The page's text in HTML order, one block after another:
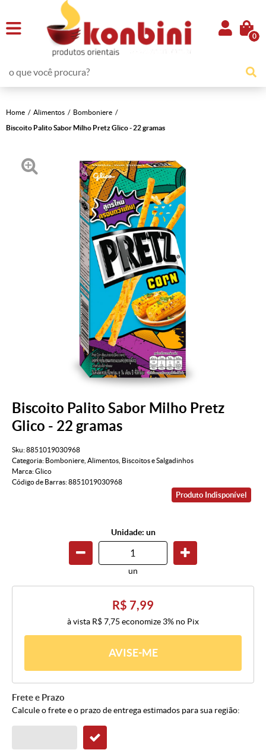
0
Home Alimentos
Bomboniere
Biscoito Palito Sabor Milho Pretz Glico - 22 gramas
Biscoito Palito Sabor Milho Pretz
Glico - 22 gramas
Sku:8851019030968
Categoria: Bomboniere Alimentos Biscoitos e Salgadinhos
Marca:Glico
Código de Barras:8851019030968
Produto Indisponível
Unidade: un
un
R$ 7,99
à vista R$ 7,75 economize 3% no Pix
AVISE-ME
Frete e Prazo
Calcule o frete e o prazo de entrega estimados para sua região: